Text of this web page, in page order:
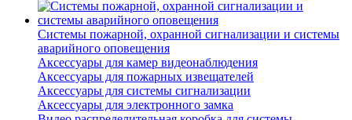
Системы пожарной, охранной сигнализации и системы
аварийного оповещения
Аксессуары для камер видеонаблюдения
Аксессуары для пожарных извещателей
Аксессуары для системы сигнализации
Аксессуары для электронного замка